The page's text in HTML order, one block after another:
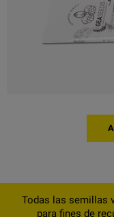
Todas las semillas
para fines de